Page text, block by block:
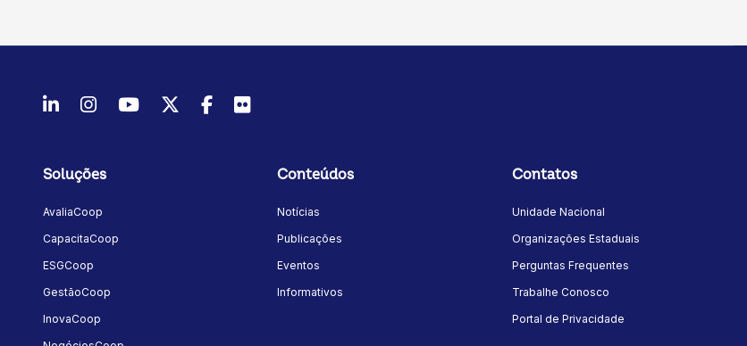
LinkedInInstagram
YoutubeTwitter/X
Facebook
Flickr
Soluções
AvaliaCoop
CapacitaCoop
ESGCoop
GestãoCoop
InovaCoop
Conteúdos
Notícias
Publicações
Eventos
Informativos
Contatos
Unidade Nacional
Organizações Estaduais
Perguntas Frequentes
Trabalhe Conosco
Portal de Privacidade